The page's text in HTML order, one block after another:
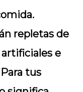
repletas de
e
tus